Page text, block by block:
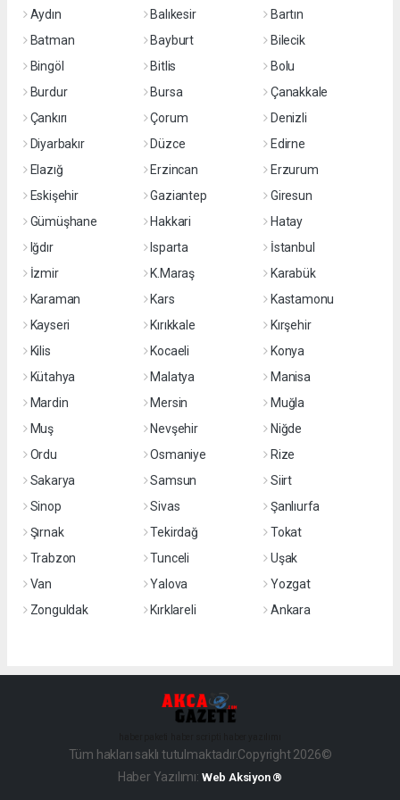
Aydın
Balıkesir
Bartın
Batman
Bayburt
Bilecik
Bingöl
Bitlis
Bolu
Burdur
Bursa
Çanakkale
Çankırı
Çorum
Denizli
Diyarbakır
Düzce
Edirne
Elazığ
Erzincan
Erzurum
Eskişehir
Gaziantep
Giresun
Gümüşhane
Hakkari
Hatay
Iğdır
Isparta
İstanbul
İzmir
K.Maraş
Karabük
Karaman
Kars
Kastamonu
Kayseri
Kırıkkale
Kırşehir
Kilis
Kocaeli
Konya
Kütahya
Malatya
Manisa
Mardin
Mersin
Muğla
Muş
Nevşehir
Niğde
Ordu
Osmaniye
Rize
Sakarya
Samsun
Siirt
Sinop
Sivas
Şanlıurfa
Şırnak
Tekirdağ
Tokat
Trabzon
Tunceli
Uşak
Van
Yalova
Yozgat
Zonguldak
Kırklareli Ankara
Tüm hakları saklı tutulmaktadır.Copyright 2026©
Haber Yazılımı: Web Aksiyon ®